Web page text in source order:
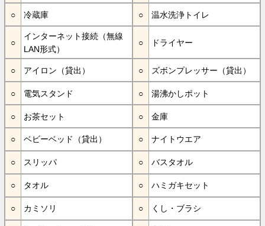
冷蔵庫 温水洗浄トイレ
インターネット接続（無線
LAN形式）
ドライヤー
アイロン（貸出） ズボンプレッサー（貸出）
電気スタンド 湯沸かしポット
お茶セット 金庫
ベビーベッド（貸出） ナイトウエア
スリッパ バスタオル
タオル ハミガキセット
カミソリ くし・ブラシ